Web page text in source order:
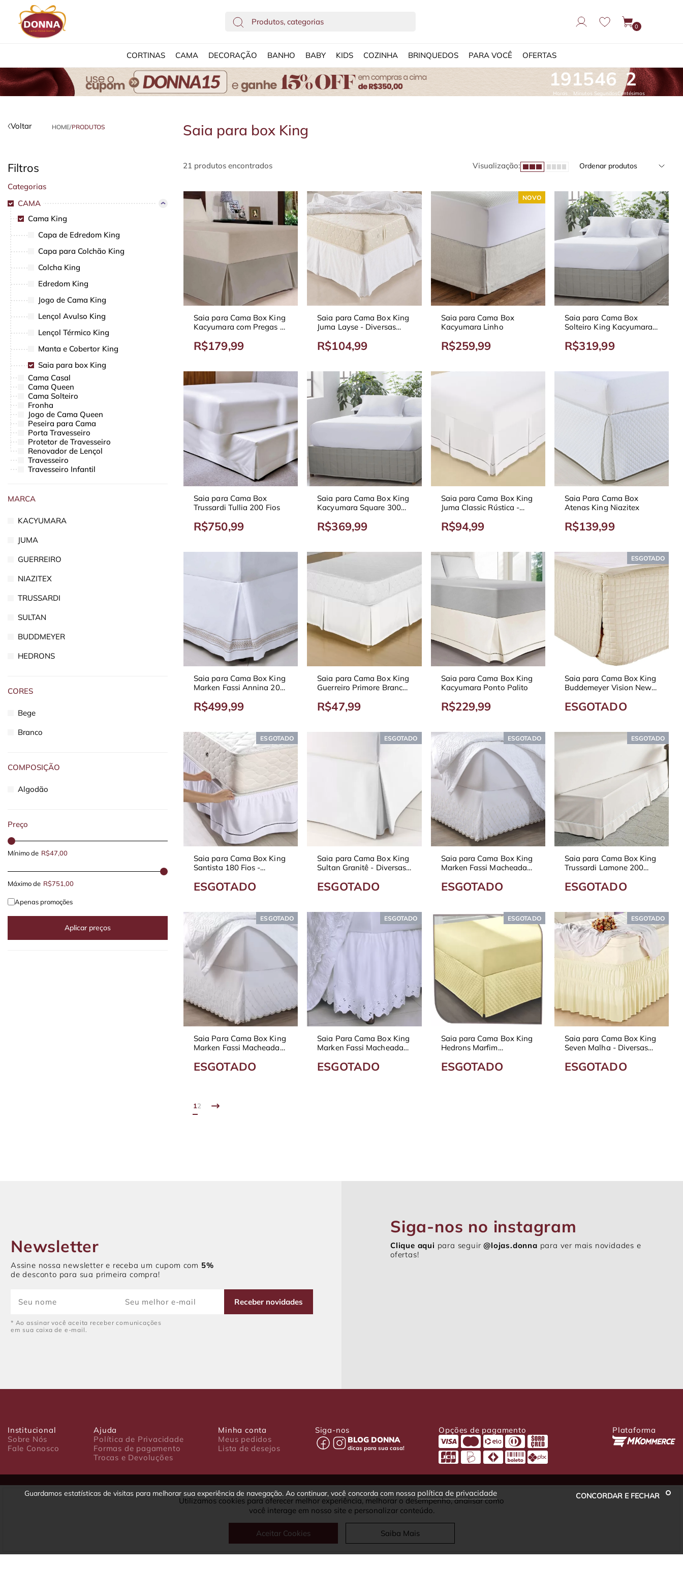
0
CORTINAS CAMA DECORAÇÃO BANHO BABY KIDS COZINHA BRINQUEDOS PARA VOCÊ OFERTAS
19
Horas
15
Minutos
44
Segundos
95
Centésimos
Voltar HOME/PRODUTOS
Filtros
Categorias
CAMA
Cama King
Capa de Edredom King
Capa para Colchão King
Colcha King
Edredom King
Jogo de Cama King
Lençol Avulso King
Lençol Térmico King
Manta e Cobertor King
Saia para box King
Cama Casal
Cama Queen
Cama Solteiro
Fronha
Jogo de Cama Queen
Peseira para Cama
Porta Travesseiro
Protetor de Travesseiro
Renovador de Lençol
Travesseiro
Travesseiro Infantil
Brindes
COZINHA
KIDS
Para Você
MARCA
KACYUMARA
JUMA
GUERREIRO
NIAZITEX
TRUSSARDI
SULTAN
BUDDMEYER
HEDRONS
CORES
Bege
Branco
COMPOSIÇÃO
Algodão
Preço
Mínimo de R$47,00
Máximo de R$751,00
Apenas promoções
Aplicar preços
Saia para box King
21 produtos encontrados Visualização: Ordenar produtos
Saia para Cama Box King
Kacyumara com Pregas -
R$179,99
Saia para Cama Box King
Juma Layse - Diversas
R$104,99
NOVO
Saia para Cama Box
Kacyumara Linho
R$259,99
Saia para Cama Box
Solteiro King Kacyumara
R$319,99
Saia para Cama Box
Trussardi Tullia 200 Fios
R$750,99
Saia para Cama Box King
Kacyumara Square 300
R$369,99
Saia para Cama Box King
Juma Classic Rústica -
R$94,99
Saia Para Cama Box
Atenas King Niazitex
R$139,99
Saia para Cama Box King
Marken Fassi Annina 200
R$499,99
Saia para Cama Box King
Guerreiro Primore Branco
R$47,99
Saia para Cama Box King
Kacyumara Ponto Palito
R$229,99
ESGOTADO
Saia para Cama Box King
Buddemeyer Vision New
ESGOTADO
ESGOTADO
Saia para Cama Box King
Santista 180 Fios -
ESGOTADO
ESGOTADO
Saia para Cama Box King
Sultan Granitê - Diversas
ESGOTADO
ESGOTADO
Saia para Cama Box King
Marken Fassi Macheada
ESGOTADO
ESGOTADO
Saia para Cama Box King
Trussardi Lamone 200
ESGOTADO
ESGOTADO
Saia Para Cama Box King
Marken Fassi Macheada
ESGOTADO
ESGOTADO
Saia Para Cama Box King
Marken Fassi Macheada
ESGOTADO
ESGOTADO
Saia para Cama Box King
Hedrons Marfim
ESGOTADO
ESGOTADO
Saia para Cama Box King
Seven Malha - Diversas
ESGOTADO
12
Newsletter
Assine nossa newsletter e receba um cupom com 5%
de desconto para sua primeira compra!
Receber novidades
* Ao assinar você aceita receber comunicações
em sua caixa de e-mail.
Siga-nos no instagram
Clique aqui para seguir@lojas.donna para ver mais novidades e
ofertas!
Institucional
Sobre Nós
Fale Conosco
Ajuda
Política de Privacidade
Formas de pagamento
Trocas e Devoluções
Minha conta
Meus pedidos
Lista de desejos
Siga-nos
BLOG DONNA
dicas para sua casa!
Opções de pagamento Plataforma
Luxo Comércio de Presentes Ltda. Av. João Gualberto, 1758 - CEP 80030-001 - Curitiba - PR
CNPJ: 22.245.892/0001-23 - Inscrição Estadual 90699488-79 - Fone/fax: (41) 4063-5302
Utilizamos cookies para oferecer melhor experiência, melhorar o desempenho, analisar como
você interage em nosso site e personalizar conteúdo.
Aceitar Cookies Saiba Mais
Guardamos estatísticas de visitas para melhorar sua experiência de navegação. Ao continuar, você concorda com nossa política de privacidade CONCORDAR E FECHAR